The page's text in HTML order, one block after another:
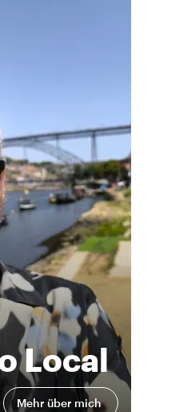
Local
Mehr über mich